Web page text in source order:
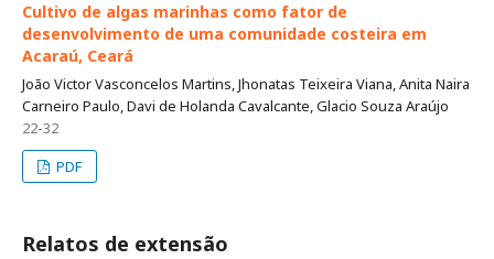
Cultivo de algas marinhas como fator de
desenvolvimento de uma comunidade costeira em
Acaraú, Ceará
João Victor Vasconcelos Martins, Jhonatas Teixeira Viana, Anita Naira
Carneiro Paulo, Davi de Holanda Cavalcante, Glacio Souza Araújo
22-32
PDF
Relatos de extensão